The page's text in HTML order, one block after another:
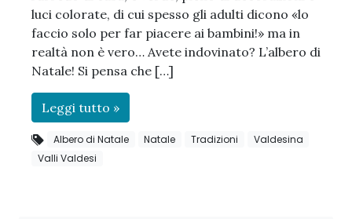
luci colorate, di cui spesso gli adulti dicono «lo
faccio solo per far piacere ai bambini!» ma in
realtà non è vero… Avete indovinato? L’albero di
Natale! Si pensa che […]
Leggi tutto »
Albero di Natale Natale Tradizioni
Valdesina
Valli Valdesi